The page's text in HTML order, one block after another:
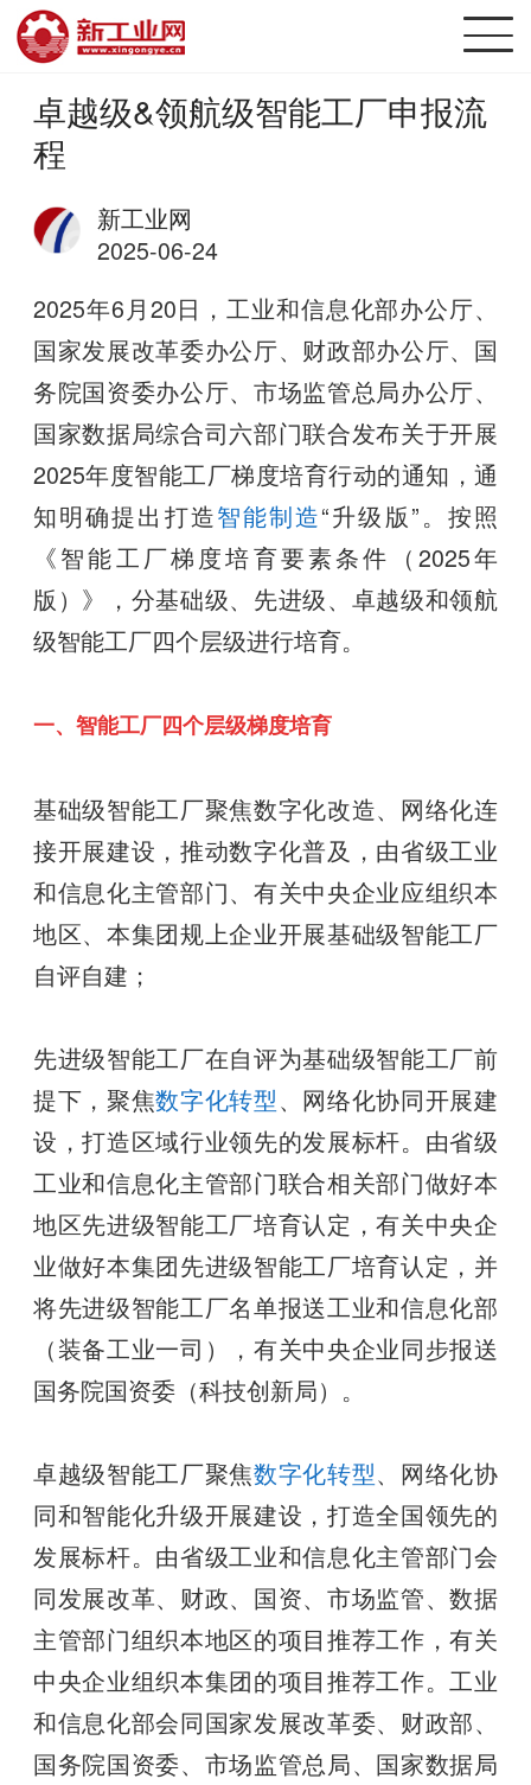
卓越级&领航级智能工厂申报流
程
新工业网
2025-06-24
2025年6月20日，工业和信息化部办公厅、
国家发展改革委办公厅、财政部办公厅、国
务院国资委办公厅、市场监管总局办公厅、
国家数据局综合司六部门联合发布关于开展
2025年度智能工厂梯度培育行动的通知，通
知明确提出打造智能制造“升级版”。按照
《智能工厂梯度培育要素条件（2025年
版）》，分基础级、先进级、卓越级和领航
级智能工厂四个层级进行培育。
一、智能工厂四个层级梯度培育
基础级智能工厂聚焦数字化改造、网络化连
接开展建设，推动数字化普及，由省级工业
和信息化主管部门、有关中央企业应组织本
地区、本集团规上企业开展基础级智能工厂
自评自建；
先进级智能工厂在自评为基础级智能工厂前
提下，聚焦数字化转型、网络化协同开展建
设，打造区域行业领先的发展标杆。由省级
工业和信息化主管部门联合相关部门做好本
地区先进级智能工厂培育认定，有关中央企
业做好本集团先进级智能工厂培育认定，并
将先进级智能工厂名单报送工业和信息化部
（装备工业一司），有关中央企业同步报送
国务院国资委（科技创新局）。
卓越级智能工厂聚焦数字化转型、网络化协
同和智能化升级开展建设，打造全国领先的
发展标杆。由省级工业和信息化主管部门会
同发展改革、财政、国资、市场监管、数据
主管部门组织本地区的项目推荐工作，有关
中央企业组织本集团的项目推荐工作。工业
和信息化部会同国家发展改革委、财政部、
国务院国资委、市场监管总局、国家数据局